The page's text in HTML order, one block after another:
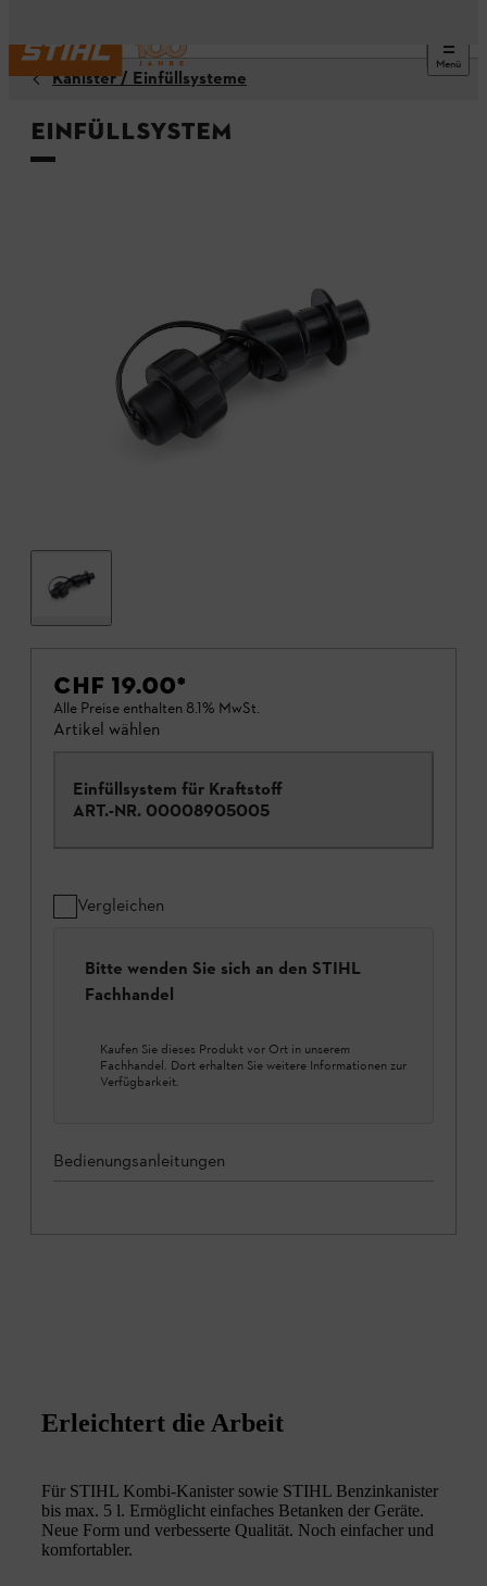
Menü
Kanister / Einfüllsysteme
Einfüllsystem
CHF 19.00*
Alle Preise enthalten 8.1% MwSt.
Artikel wählen
Einfüllsystem für Kraftstoff
ART.-NR. 00008905005
Vergleichen
Bitte wenden Sie sich an den STIHL
Fachhandel
Kaufen Sie dieses Produkt vor Ort in unserem
Fachhandel. Dort erhalten Sie weitere Informationen zur
Verfügbarkeit.
Bedienungsanleitungen
Erleichtert die Arbeit
Für STIHL Kombi-Kanister sowie STIHL Benzinkanister
bis max. 5 l. Ermöglicht einfaches Betanken der Geräte.
Neue Form und verbesserte Qualität. Noch einfacher und
komfortabler.